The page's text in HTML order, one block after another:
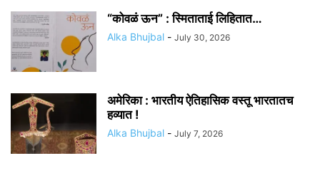
“कोवळं ऊन” : स्मिताताई लिहितात…
Alka Bhujbal - July 30, 2026
अमेरिका : भारतीय ऐतिहासिक वस्तू भारतातच
हव्यात !
Alka Bhujbal - July 7, 2026